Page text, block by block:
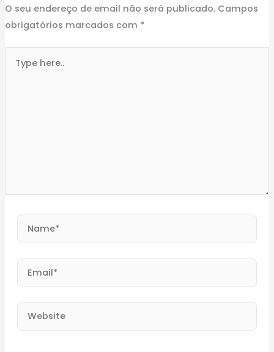
O seu endereço de email não será publicado. Campos
obrigatórios marcados com *
here..
Email*
Website